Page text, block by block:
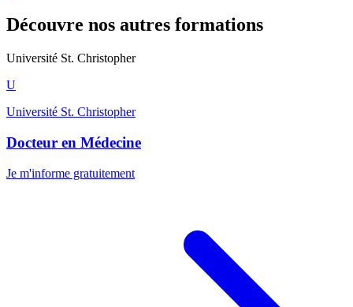
Découvre nos autres formations
Université St. Christopher
U
Université St. Christopher
Docteur en Médecine
Je m'informe gratuitement